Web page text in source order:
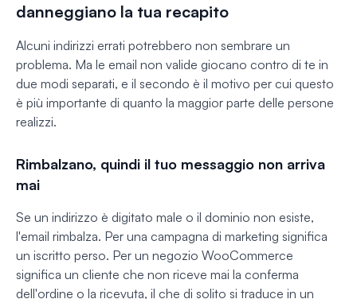
danneggiano la tua recapito
Alcuni indirizzi errati potrebbero non sembrare un
problema. Ma le email non valide giocano contro di te in
due modi separati, e il secondo è il motivo per cui questo
è più importante di quanto la maggior parte delle persone
realizzi.
Rimbalzano, quindi il tuo messaggio non arriva
mai
Se un indirizzo è digitato male o il dominio non esiste,
l'email rimbalza. Per una campagna di marketing significa
un iscritto perso. Per un negozio WooCommerce
significa un cliente che non riceve mai la conferma
dell'ordine o la ricevuta, il che di solito si traduce in un